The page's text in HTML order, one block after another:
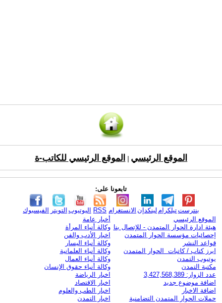
الموقع الرئيسي الموقع الرئيسي للكاتب-ة
تابعونا على:
الفيسبوك التويتر اليوتيوب RSS الانستغرام لينكدإن تيلكرامبنترست
الموقع الرئيسي
هيئة ادارة الحوار المتمدن - للإتصال بنا
إحصائيات مؤسسة الحوار المتمدن
قواعد النشر
ابرز كتاب / كاتبات الحوار المتمدن
يوتيوب التمدن
مكتبة التمدن
عدد الزوار: 3,427,568,389
اضافة موضوع جديد
اضافة الاخبار
حملات الحوار المتمدن التضامنية
أخبار عامة
وكالة أنباء المرأة
اخبار الأدب والفن
وكالة أنباء اليسار
وكالة أنباء العلمانية
وكالة أنباء العمال
وكالة أنباء حقوق الإنسان
اخبار الرياضة
اخبار الاقتصاد
اخبار الطب والعلوم
اخبار التمدن